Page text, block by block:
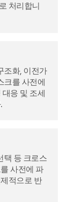
처리합니
조화, 이전가
크를 사전에
응 및 조세
택 등 크로스
사전에 파
적으로 반